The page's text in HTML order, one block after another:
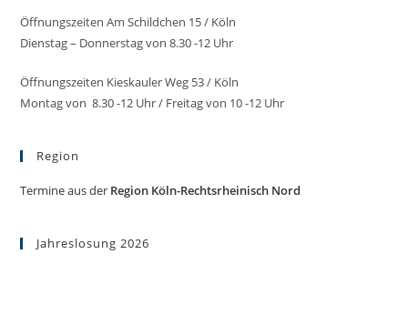
Öffnungszeiten Am Schildchen 15 / Köln
Dienstag – Donnerstag von 8.30 -12 Uhr
Öffnungszeiten Kieskauler Weg 53 / Köln
Montag von 8.30 -12 Uhr / Freitag von 10 -12 Uhr
Region
Termine aus der Region Köln-Rechtsrheinisch Nord
Jahreslosung 2026